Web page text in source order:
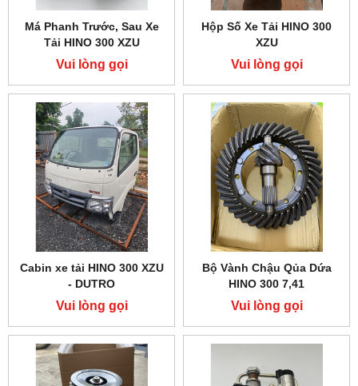
Má Phanh Trước, Sau Xe
Tải HINO 300 XZU
Vui lòng gọi
Hộp Số Xe Tải HINO 300
XZU
Vui lòng gọi
Cabin xe tải HINO 300 XZU
- DUTRO
Vui lòng gọi
Bộ Vành Chậu Qủa Dứa
HINO 300 7,41
Vui lòng gọi